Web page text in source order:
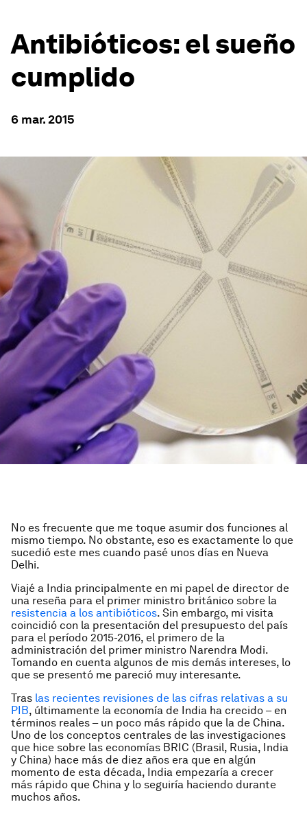
Antibióticos: el sueño
cumplido
6 mar. 2015
No es frecuente que me toque asumir dos funciones al
mismo tiempo. No obstante, eso es exactamente lo que
sucedió este mes cuando pasé unos días en Nueva
Delhi.
Viajé a India principalmente en mi papel de director de
una reseña para el primer ministro británico sobre la
resistencia a los antibióticos. Sin embargo, mi visita
coincidió con la presentación del presupuesto del país
para el período 2015-2016, el primero de la
administración del primer ministro Narendra Modi.
Tomando en cuenta algunos de mis demás intereses, lo
que se presentó me pareció muy interesante.
Tras las recientes revisiones de las cifras relativas a su
PIB, últimamente la economía de India ha crecido – en
términos reales – un poco más rápido que la de China.
Uno de los conceptos centrales de las investigaciones
que hice sobre las economías BRIC (Brasil, Rusia, India
y China) hace más de diez años era que en algún
momento de esta década, India empezaría a crecer
más rápido que China y lo seguiría haciendo durante
muchos años.